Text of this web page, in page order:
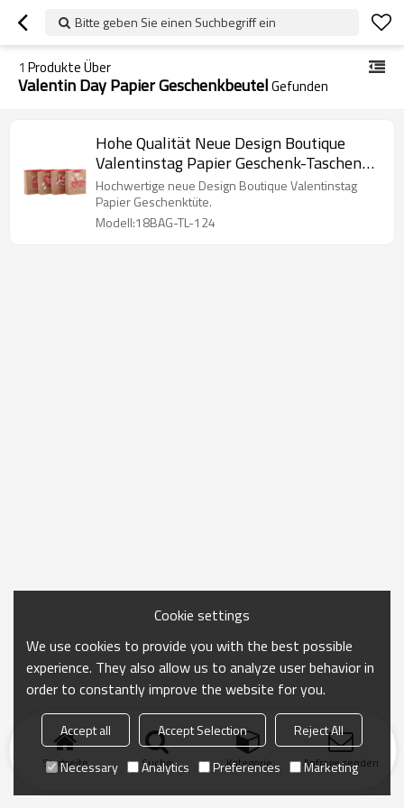
Bitte geben Sie einen Suchbegriff ein
1 Produkte Über
Valentin Day Papier GeschenkbeutelGefunden
Hohe Qualität Neue Design Boutique
Valentinstag Papier Geschenk-Taschen
mit 4 Designs Assorted in Tongle
Verpackung
Hochwertige neue Design Boutique Valentinstag
Papier Geschenktüte.
Modell:18BAG-TL-124
Startseite Suche Kategorie Anfrage senden
Cookie settings
We use cookies to provide you with the best possible
experience. They also allow us to analyze user behavior in
order to constantly improve the website for you.
Accept all Accept Selection
Reject All
Necessary
Analytics Preferences Marketing